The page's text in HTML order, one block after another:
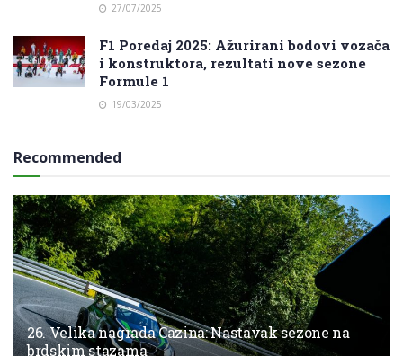
27/07/2025
F1 Poredaj 2025: Ažurirani bodovi vozača
i konstruktora, rezultati nove sezone
Formule 1
19/03/2025
Recommended
26. Velika nagrada Cazina: Nastavak sezone na
brdskim stazama